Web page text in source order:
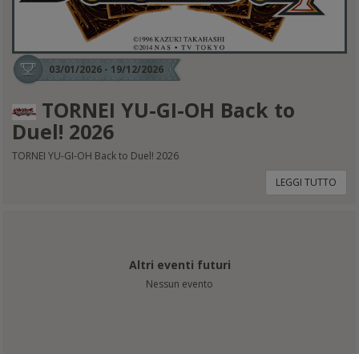
03/01/2026 - 19/12/2026
TORNEI YU-GI-OH Back to
Duel! 2026
TORNEI YU-GI-OH Back to Duel! 2026
LEGGI TUTTO
Altri eventi futuri
Nessun evento